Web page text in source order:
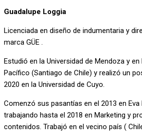
Guadalupe Loggia
Licenciada en diseño de indumentaria y
marca GÜE .
Estudió en la Universidad de Mendoza y en
Pacífico (Santiago de Chile) y realizó un
2020 en la Universidad de Cuyo.
Comenzó sus pasantías en el 2013 en
trabajando hasta el 2018 en Marketing y
contenidos. Trabajó en el vecino país (